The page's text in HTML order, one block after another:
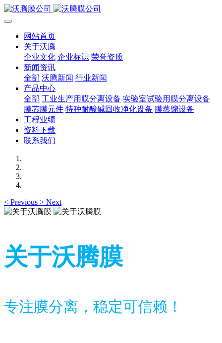
网站首页
关于沃腾
企业文化 企业标识 荣誉资质
新闻资讯
全部 沃腾新闻 行业新闻
产品中心
全部 工业生产用膜分离设备 实验室试验用膜分离设备
膜芯膜元件 特种耐酸碱回收净化设备 膜蒸馏设备
工程业绩
资料下载
联系我们
< Previous > Next
关于沃腾膜
专注膜分离，稳定可信赖！